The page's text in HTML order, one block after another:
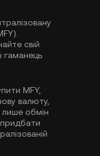
свій
гаманець
MFY,
валюту,
лише обмін
придбати